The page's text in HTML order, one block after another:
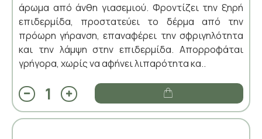
άρωμα από άνθη γιασεμιού. Φροντίζει την ξηρή
επιδερμίδα, προστατεύει το δέρμα από την
πρόωρη γήρανση, επαναφέρει την σφριγηλότητα
και την λάμψη στην επιδερμίδα. Απορροφάται
γρήγορα, χωρίς να αφήνει λιπαρότητα κα..